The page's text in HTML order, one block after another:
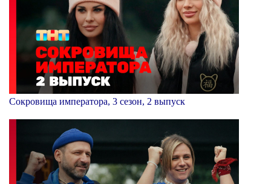
Сокровища императора, 3 сезон, 2 выпуск